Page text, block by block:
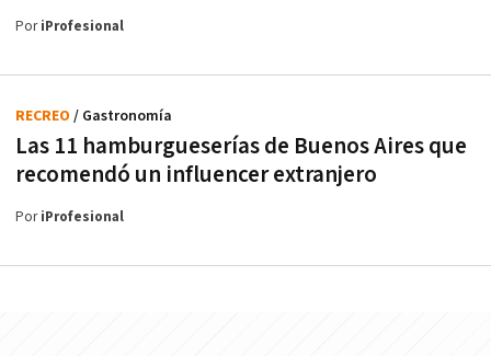
PoriProfesional
Las 11 hamburgueserías de Buenos Aires que
recomendó un influencer extranjero
RECREO / Gastronomía
PoriProfesional